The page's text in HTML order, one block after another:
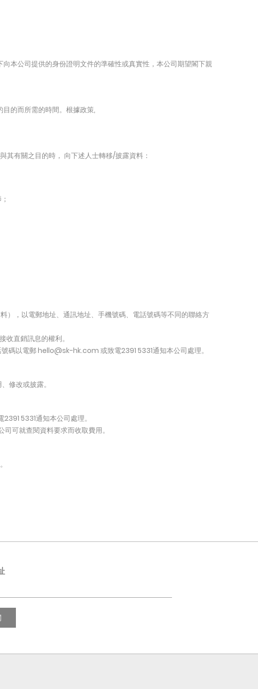
本公司提供的身份證明文件的準確性或真實性，本公司期望閣下親
的而所需的時間。根據政策,
其有關之目的時， 向下述人士轉移/披露資料：
），以電郵地址、通訊地址、手機號碼、電話號碼等不同的聯絡方
直銷訊息的權利。
碼以電郵 hello@sk-hk.com 或致電2391 5331通知本公司處理。
修改或披露。
5331通知本公司處理。
可就查閱資料要求而收取費用。